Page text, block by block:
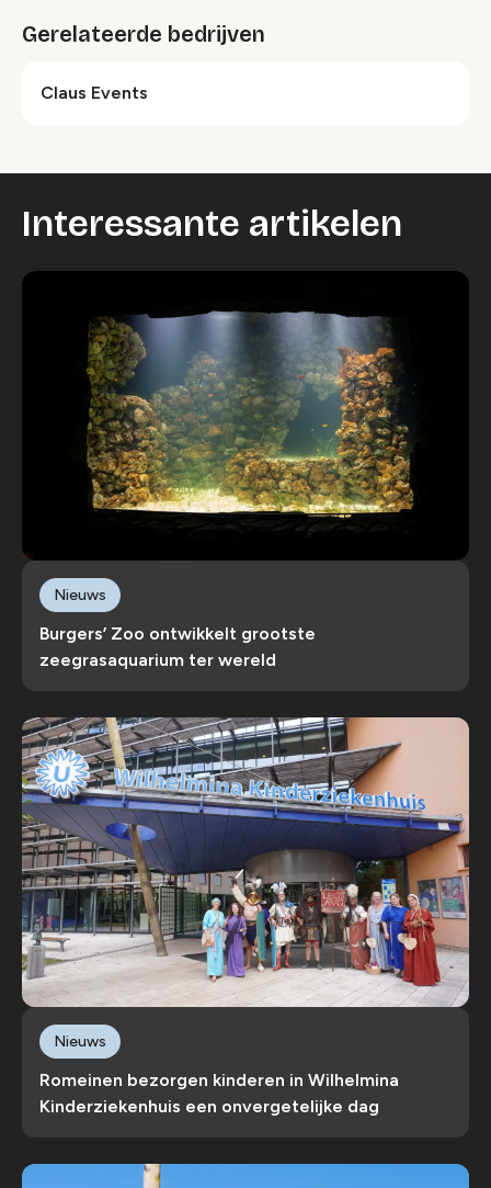
Gerelateerde bedrijven
Claus Events
Interessante artikelen
Burgers’ Zoo ontwikkelt grootste
zeegrasaquarium ter wereld
Nieuws
Romeinen bezorgen kinderen in Wilhelmina
Kinderziekenhuis een onvergetelijke dag
Nieuws